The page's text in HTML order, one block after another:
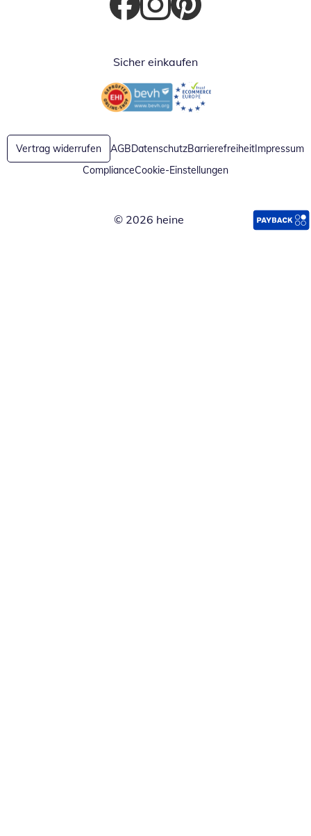
Öffnet in neuem Fenster
Öffnet in neuem Fenster
Öffnet in neuem Fenster
Sicher einkaufen
Öffnet in neuem FensterÖffnet in neuem Fenster
Vertrag widerrufen AGBDatenschutzBarrierefreiheitImpressum
ComplianceCookie-Einstellungen
© 2026 heine